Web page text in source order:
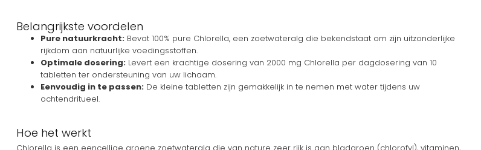
Belangrijkste voordelen
Pure natuurkracht: Bevat 100% pure Chlorella, een zoetwateralg die bekendstaat om zijn uitzonderlijke
rijkdom aan natuurlijke voedingsstoffen.
Optimale dosering: Levert een krachtige dosering van 2000 mg Chlorella per dagdosering van 10
tabletten ter ondersteuning van uw lichaam.
Eenvoudig in te passen: De kleine tabletten zijn gemakkelijk in te nemen met water tijdens uw
ochtendritueel.
Hoe het werkt